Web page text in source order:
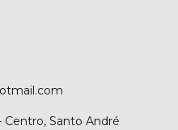
Centro, Santo André